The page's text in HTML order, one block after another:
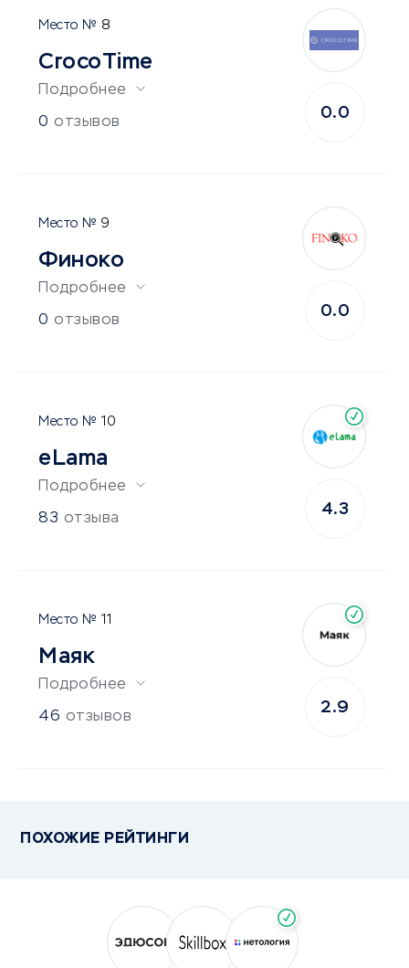
8
CrocoTime
Подробнее
0 отзывов
0.0
9
Финоко
Подробнее
0 отзывов
0.0
10
eLama
Подробнее
83 отзыва
4.3
11
Маяк
Подробнее
46 отзывов
2.9
ПОХОЖИЕ РЕЙТИНГИ